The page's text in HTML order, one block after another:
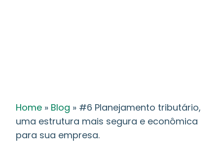
Home » Blog » #6 Planejamento tributário,
uma estrutura mais segura e econômica
para sua empresa.